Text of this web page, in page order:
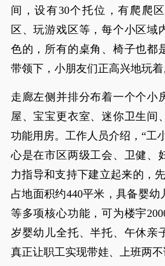
间，设有30个托位，有爬爬
区、玩游戏区等，每个小区域
色的，所有的桌角、椅子也都
带领下，小朋友们正高兴地玩着
走廊左侧并排分布着一个个小
屋、宝宝更衣室、迷你卫生间
功能用房。工作人员介绍，“工
心是在市区两级工会、卫健、
力指导和支持下建立起来的，
占地面积约440平米，具备婴
等多项核心功能，可为楼宇
岁婴幼儿全托、半托、午休亲
真正让职工实现带娃、上班两不